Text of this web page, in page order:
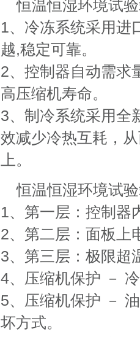
恒温恒湿环境试
1、冷冻系统采用进
越,稳定可靠。
2、控制器自动需求
高压缩机寿命。
3、制冷系统采用全
效减少冷热互耗，
上。
恒温恒湿环境试
1、第一层：控制器
2、第二层：面板上
3、第三层：极限超
4、压缩机保护 －
5、压缩机保护 －
坏方式。